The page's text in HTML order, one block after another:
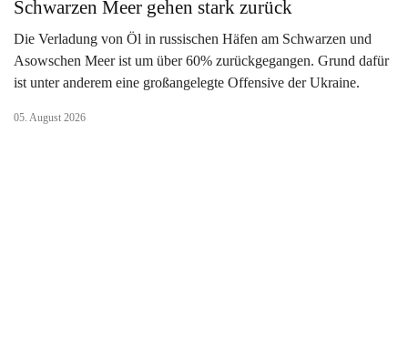
Schwarzen Meer gehen stark zurück
Die Verladung von Öl in russischen Häfen am Schwarzen und
Asowschen Meer ist um über 60% zurückgegangen. Grund dafür
ist unter anderem eine großangelegte Offensive der Ukraine.
05. August 2026